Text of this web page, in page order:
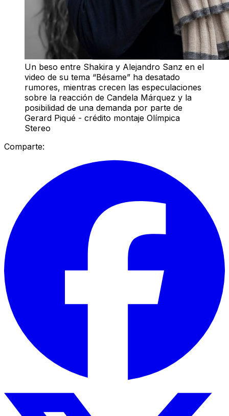
Un beso entre Shakira y Alejandro Sanz en el
video de su tema “Bésame” ha desatado
rumores, mientras crecen las especulaciones
sobre la reacción de Candela Márquez y la
posibilidad de una demanda por parte de
Gerard Piqué - crédito montaje Olímpica
Stereo
Comparte: